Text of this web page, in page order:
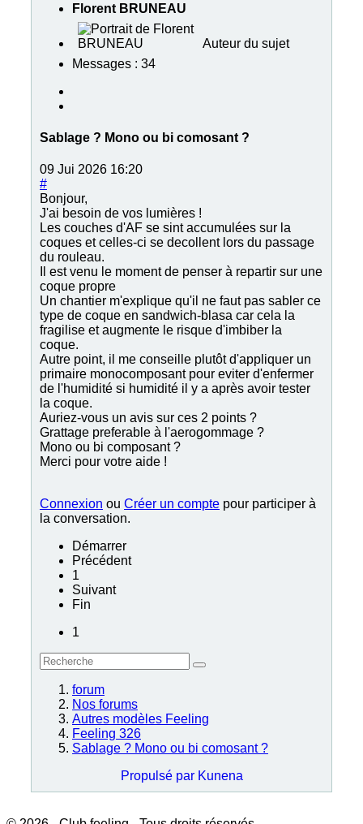
Florent BRUNEAU
Auteur du sujet
Messages : 34
Sablage ? Mono ou bi comosant ?
09 Jui 2026 16:20
#
Bonjour,
J'ai besoin de vos lumières !
Les couches d'AF se sint accumulées sur la
coques et celles-ci se decollent lors du passage
du rouleau.
Il est venu le moment de penser à repartir sur une
coque propre
Un chantier m'explique qu'il ne faut pas sabler ce
type de coque en sandwich-blasa car cela la
fragilise et augmente le risque d'imbiber la
coque.
Autre point, il me conseille plutôt d'appliquer un
primaire monocomposant pour eviter d'enfermer
de l'humidité si humidité il y a après avoir tester
la coque.
Auriez-vous un avis sur ces 2 points ?
Grattage preferable à l'aerogommage ?
Mono ou bi composant ?
Merci pour votre aide !
Connexion ou Créer un compte pour participer à
la conversation.
Démarrer
Précédent
1
Suivant
Fin
1
forum
Nos forums
Autres modèles Feeling
Feeling 326
Sablage ? Mono ou bi comosant ?
Propulsé par Kunena